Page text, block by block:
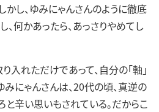
かし、ゆみにゃんさんのように徹底
、何かあったら、あっさりやめてし
入れただけであって、自分の「軸」
みにゃんさんは、20代の頃、真逆の
と辛い思いもされている。だからこ